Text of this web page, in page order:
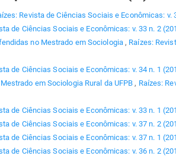
Revista de Ciências Sociais e Econômicas: v.
de Ciências Sociais e Econômicas: v. 33 n. 2
no Mestrado em Sociologia , Raízes:
de Ciências Sociais e Econômicas: v. 34 n. 1
em Sociologia Rural da UFPB , Raízes:
de Ciências Sociais e Econômicas: v. 33 n. 1
de Ciências Sociais e Econômicas: v. 37 n. 2
de Ciências Sociais e Econômicas: v. 37 n. 1
de Ciências Sociais e Econômicas: v. 36 n. 2